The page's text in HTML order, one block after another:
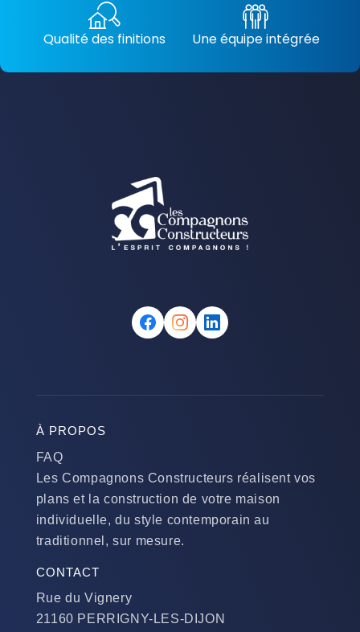
Qualité des finitions Une équipe intégrée
À PROPOS
FAQ
Les Compagnons Constructeurs réalisent vos
plans et la construction de votre maison
individuelle, du style contemporain au
traditionnel, sur mesure.
CONTACT
Rue du Vignery
21160 PERRIGNY-LES-DIJON